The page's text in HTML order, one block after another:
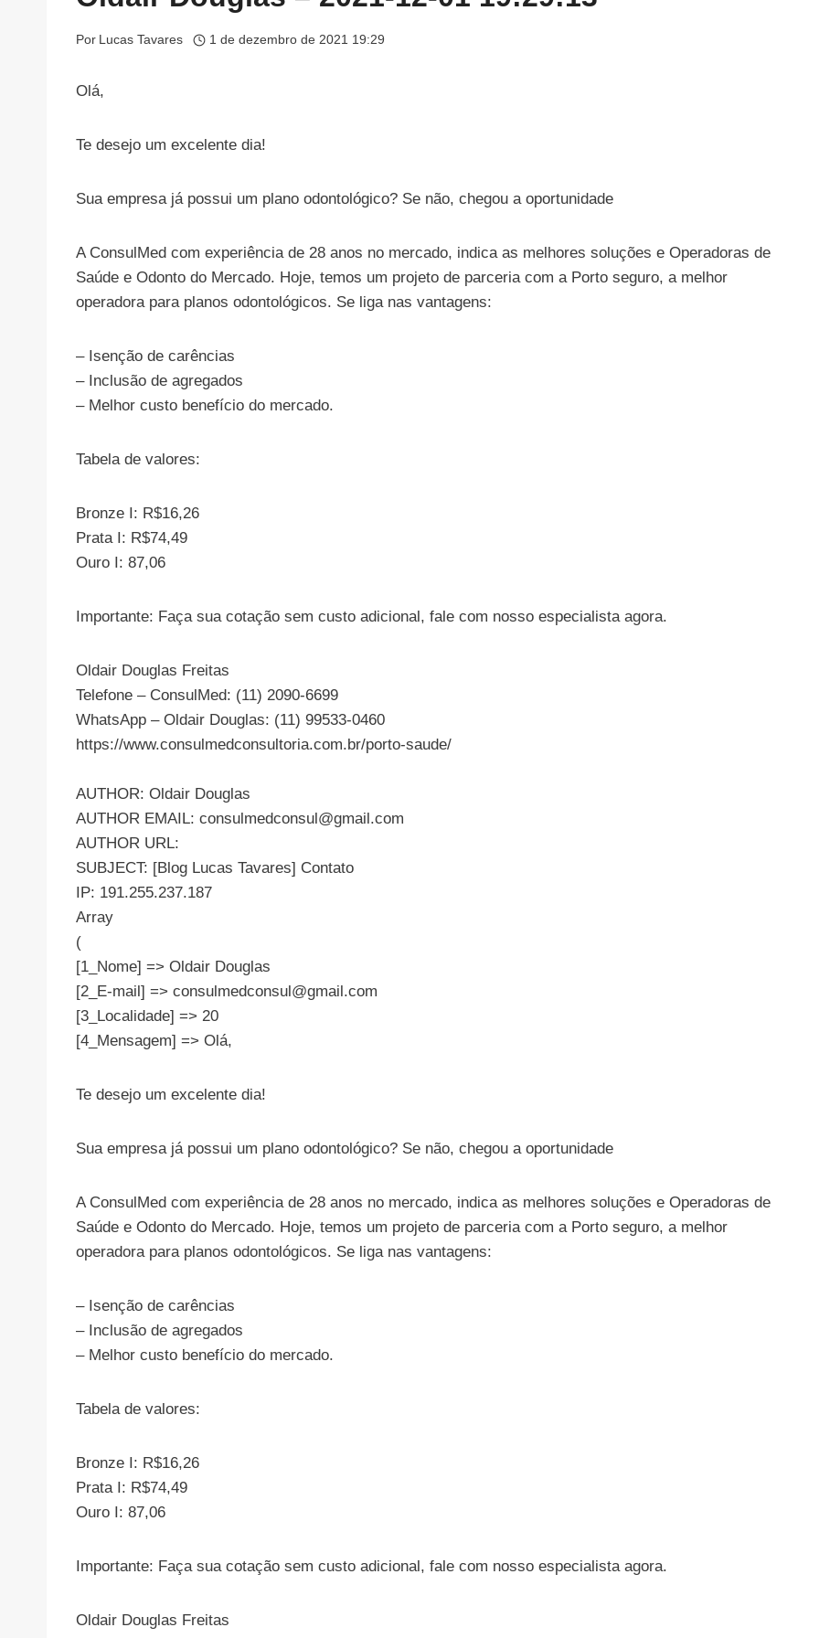
Por Lucas Tavares 1 de dezembro de 2021 19:29
Olá,
Te desejo um excelente dia!
Sua empresa já possui um plano odontológico? Se não, chegou a oportunidade
A ConsulMed com experiência de 28 anos no mercado, indica as melhores soluções e Operadoras de
Saúde e Odonto do Mercado. Hoje, temos um projeto de parceria com a Porto seguro, a melhor
operadora para planos odontológicos. Se liga nas vantagens:
– Isenção de carências
– Inclusão de agregados
– Melhor custo benefício do mercado.
Tabela de valores:
Bronze I: R$16,26
Prata I: R$74,49
Ouro I: 87,06
Importante: Faça sua cotação sem custo adicional, fale com nosso especialista agora.
Oldair Douglas Freitas
Telefone – ConsulMed: (11) 2090-6699
WhatsApp – Oldair Douglas: (11) 99533-0460
https://www.consulmedconsultoria.com.br/porto-saude/
AUTHOR: Oldair Douglas
AUTHOR EMAIL: consulmedconsul@gmail.com
AUTHOR URL:
SUBJECT: [Blog Lucas Tavares] Contato
IP: 191.255.237.187
Array
(
[1_Nome] => Oldair Douglas
[2_E-mail] => consulmedconsul@gmail.com
[3_Localidade] => 20
[4_Mensagem] => Olá,
Te desejo um excelente dia!
Sua empresa já possui um plano odontológico? Se não, chegou a oportunidade
A ConsulMed com experiência de 28 anos no mercado, indica as melhores soluções e Operadoras de
Saúde e Odonto do Mercado. Hoje, temos um projeto de parceria com a Porto seguro, a melhor
operadora para planos odontológicos. Se liga nas vantagens:
– Isenção de carências
– Inclusão de agregados
– Melhor custo benefício do mercado.
Tabela de valores:
Bronze I: R$16,26
Prata I: R$74,49
Ouro I: 87,06
Importante: Faça sua cotação sem custo adicional, fale com nosso especialista agora.
Oldair Douglas Freitas